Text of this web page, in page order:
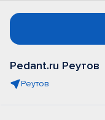
Pedant.ru Реутов
Реутов